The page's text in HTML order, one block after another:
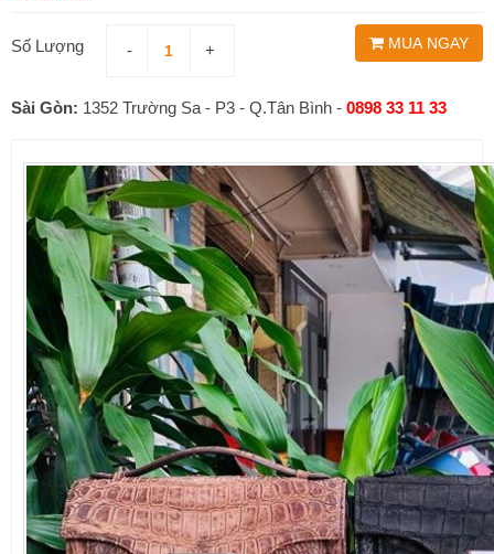
Số Lượng - + MUA NGAY
Sài Gòn: 1352 Trường Sa - P3 - Q.Tân Bình - 0898 33 11 33